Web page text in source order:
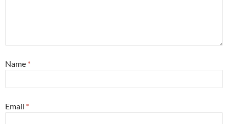
Name *
Email *